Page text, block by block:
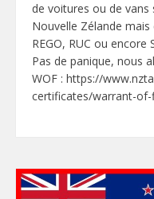
de voitures ou de
Nouvelle Zélande
REGO, RUC ou
Pas de panique, nous
WOF : https://
certificates/warrant-